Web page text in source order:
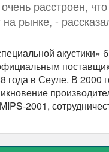
расстроен,
рынке, -
акустики»
года в Сеуле. В 2000
2001,